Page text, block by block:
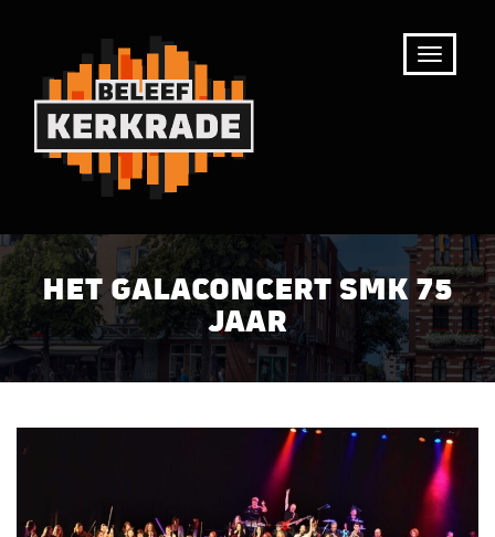
HET GALACONCERT SMK 75
JAAR